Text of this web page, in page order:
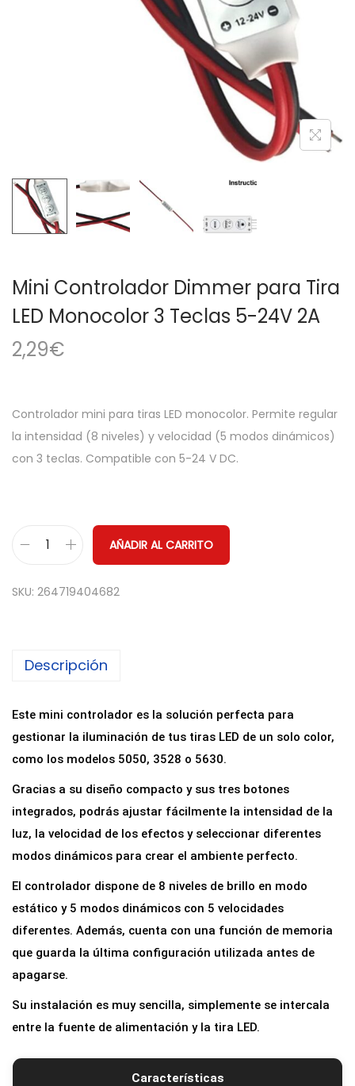
a
c
i
d
o
Mini Controlador Dimmer para Tira
LED Monocolor 3 Teclas 5-24V 2A
2,29€
Controlador mini para tiras LED monocolor. Permite regular
la intensidad (8 niveles) y velocidad (5 modos dinámicos)
con 3 teclas. Compatible con 5-24 V DC.
n
o
t
r
o
D
i
m
m
e
r
p
AÑADIR AL CARRITO
SKU: 264719404682
Descripción
Este mini controlador es la solución perfecta para
gestionar la iluminación de tus tiras LED de un solo color,
como los modelos 5050, 3528 o 5630.
Gracias a su diseño compacto y sus tres botones
integrados, podrás ajustar fácilmente la intensidad de la
luz, la velocidad de los efectos y seleccionar diferentes
modos dinámicos para crear el ambiente perfecto.
El controlador dispone de 8 niveles de brillo en modo
estático y 5 modos dinámicos con 5 velocidades
diferentes. Además, cuenta con una función de memoria
que guarda la última configuración utilizada antes de
apagarse.
Su instalación es muy sencilla, simplemente se intercala
entre la fuente de alimentación y la tira LED.
Características